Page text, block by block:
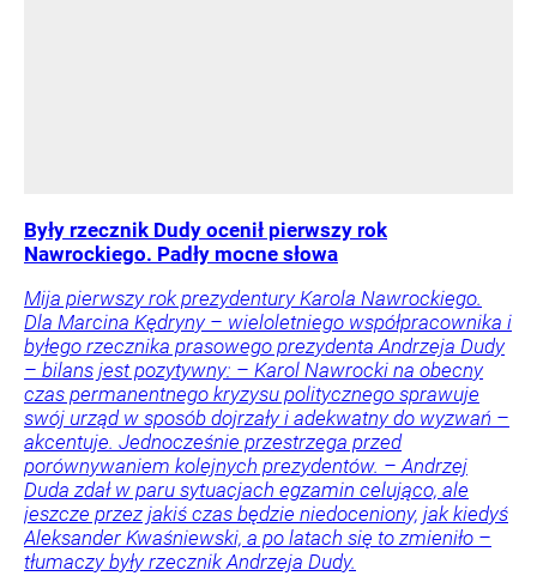
Były rzecznik Dudy ocenił pierwszy rok
Nawrockiego. Padły mocne słowa
Mija pierwszy rok prezydentury Karola Nawrockiego.
Dla Marcina Kędryny – wieloletniego współpracownika i
byłego rzecznika prasowego prezydenta Andrzeja Dudy
– bilans jest pozytywny: – Karol Nawrocki na obecny
czas permanentnego kryzysu politycznego sprawuje
swój urząd w sposób dojrzały i adekwatny do wyzwań –
akcentuje. Jednocześnie przestrzega przed
porównywaniem kolejnych prezydentów. – Andrzej
Duda zdał w paru sytuacjach egzamin celująco, ale
jeszcze przez jakiś czas będzie niedoceniony, jak kiedyś
Aleksander Kwaśniewski, a po latach się to zmieniło –
tłumaczy były rzecznik Andrzeja Dudy.